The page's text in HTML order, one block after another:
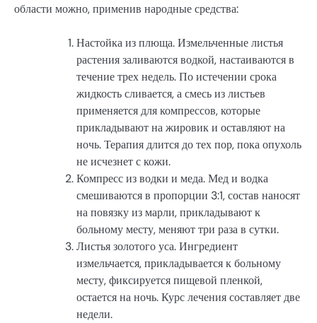
области можно, применив народные средства:
Настойка из плюща. Измельченные листья
растения заливаются водкой, настаиваются в
течение трех недель. По истечении срока
жидкость сливается, а смесь из листьев
применяется для компрессов, которые
прикладывают на жировик и оставляют на
ночь. Терапия длится до тех пор, пока опухоль
не исчезнет с кожи.
Компресс из водки и меда. Мед и водка
смешиваются в пропорции 3:1, состав наносят
на повязку из марли, прикладывают к
больному месту, меняют три раза в сутки.
Листья золотого уса. Ингредиент
измельчается, прикладывается к больному
месту, фиксируется пищевой пленкой,
остается на ночь. Курс лечения составляет две
недели.